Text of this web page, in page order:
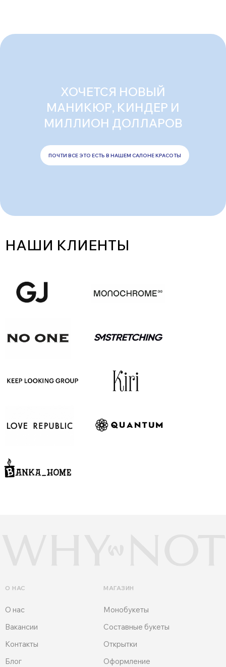
ХОЧЕТСЯ НОВЫЙ
МАНИКЮР, КИНДЕР И
МИЛЛИОН ДОЛЛАРОВ
ПОЧТИ ВСЕ ЭТО ЕСТЬ В НАШЕМ САЛОНЕ КРАСОТЫ
НАШИ КЛИЕНТЫ
Вакансии
О нас
О НАС
Блог
Контакты
МАГАЗИН
Оформление
Монобукеты
Открытки
Составные букеты